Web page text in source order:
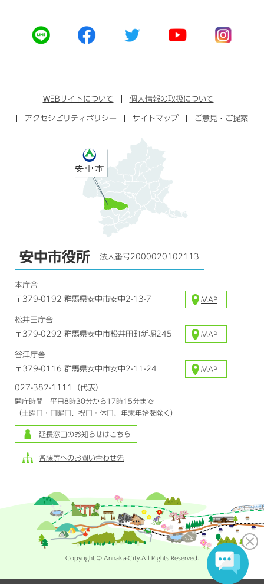
公
式
公
式
ス
ッ
公
式
タ
公
式
ュ
ブ
公
式
ラ
WEBサイトについて 個人情報の取扱について
アクセシビリティポリシー サイトマップ ご意見・ご提案
安中市役所 法人番号2000020102113
本庁舎
〒379-0192 群馬県安中市安中2-13-7
MAP
松井田庁舎
〒379-0292 群馬県安中市松井田町新堀245
MAP
谷津庁舎
〒379-0116 群馬県安中市安中2-11-24
MAP
027-382-1111（代表）
開庁時間 平日8時30分から17時15分まで
（土曜日・日曜日、祝日・休日、年末年始を除く）
延長窓口のお知らせはこちら
各課等へのお問い合わせ先
Copyright © Annaka-City.All Rights Reserved.